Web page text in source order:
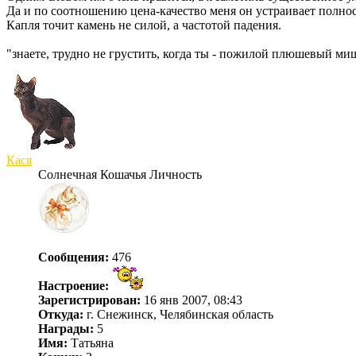
Да и по соотношению цена-качество меня он устраивает
Капля точит камень не силой, а частотой падения.
"знаете, трудно не грустить, когда ты - пожилой плюшевый
Кася
Солнечная Кошачья Личность
Сообщения: 476
Настроение:
Зарегистрирован: 16 янв 2007, 08:43
Откуда: г. Снежинск, Челябинская область
Награды: 5
Имя: Татьяна